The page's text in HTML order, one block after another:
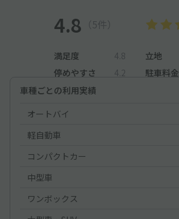
4.8 （5件）
満足度 4.8 立地
停めやすさ
4.2 駐車料金
車種ごとの利用実績
オートバイ
軽自動車
コンパクトカー
中型車
ワンボックス